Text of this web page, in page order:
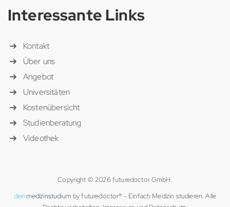
Interessante Links
Kontakt
Über uns
Angebot
Universitäten
Kostenübersicht
Studienberatung
Videothek
Copyright © 2026 futuredoctor GmbH.
deinmedizinstudium by futuredoctor® - Einfach Medizin studieren. Alle